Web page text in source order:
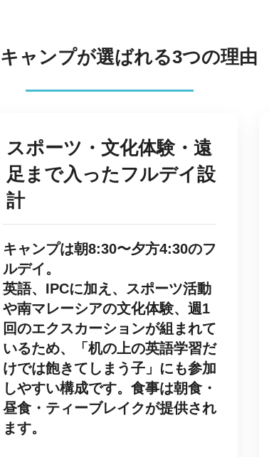
ャンプが選ばれる3つの理由
スポーツ・文化体験・遠
足まで入ったフルデイ設
計
キャンプは朝8:30〜夕方4:30のフ
ルデイ。
英語、IPCに加え、スポーツ活動
や南マレーシアの文化体験、週1
回のエクスカーションが組まれて
いるため、「机の上の英語学習だ
けでは飽きてしまう子」にも参加
しやすい構成です。食事は朝食・
昼食・ティーブレイクが提供され
ます。